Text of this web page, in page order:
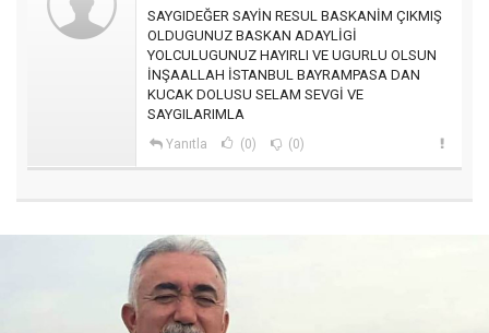
SAYGIDEĞER SAYİN RESUL BASKANİM ÇIKMIŞ
OLDUGUNUZ BASKAN ADAYLİGİ
YOLCULUGUNUZ HAYIRLI VE UGURLU OLSUN
İNŞAALLAH İSTANBUL BAYRAMPASA DAN
KUCAK DOLUSU SELAM SEVGİ VE
SAYGILARIMLA
Yanıtla (0) (0)